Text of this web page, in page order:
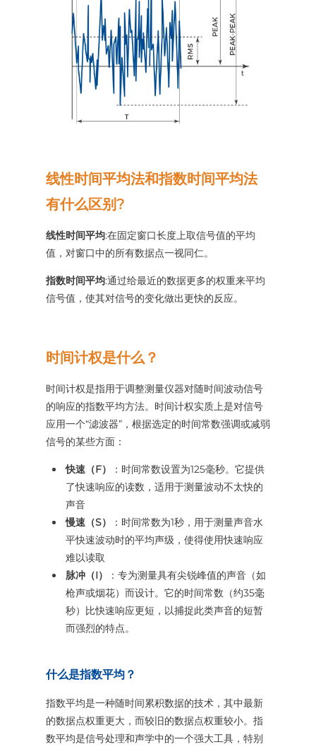
线性时间平均法和指数时间平均法
有什么区别?
线性时间平均:在固定窗口长度上取信号值的平均
值，对窗口中的所有数据点一视同仁。
指数时间平均:通过给最近的数据更多的权重来平均
信号值，使其对信号的变化做出更快的反应。
时间计权是什么？
时间计权是指用于调整测量仪器对随时间波动信号
的响应的指数平均方法。时间计权实质上是对信号
应用一个“滤波器”，根据选定的时间常数强调或减弱
信号的某些方面：
快速（F）
：时间常数设置为125毫秒。它提供
了快速响应的读数，适用于测量波动不太快的
声音
慢速（S）
：时间常数为1秒，用于测量声音水
平快速波动时的平均声级，使得使用快速响应
难以读取
脉冲（I）
：专为测量具有尖锐峰值的声音（如
枪声或烟花）而设计。它的时间常数（约35毫
秒）比快速响应更短，以捕捉此类声音的短暂
而强烈的特点。
什么是指数平均？
指数平均是一种随时间累积数据的技术，其中最新
的数据点权重更大，而较旧的数据点权重较小。指
数平均是信号处理和声学中的一个强大工具，特别